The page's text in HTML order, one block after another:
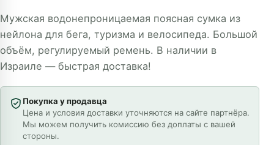
Мужская водонепроницаемая поясная сумка из
нейлона для бега, туризма и велосипеда. Большой
объём, регулируемый ремень. В наличии в
Израиле — быстрая доставка!
Покупка у продавца
Цена и условия доставки уточняются на сайте партнёра.
Мы можем получить комиссию без доплаты с вашей
стороны.